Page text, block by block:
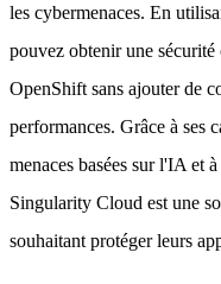
les cybermenaces. En
pouvez obtenir une
OpenShift sans ajouter de
performances. Grâce à ses
menaces basées sur l'IA et
Singularity Cloud est une
souhaitant protéger leurs